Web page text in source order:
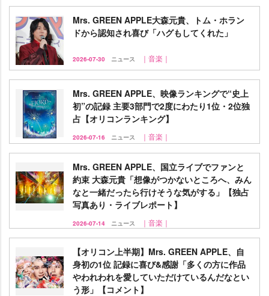
Mrs. GREEN APPLE大森元貴、トム・ホラン
ドから認知され喜び「ハグもしてくれた」
2026-07-30 ニュース ｜音楽｜
Mrs. GREEN APPLE、映像ランキングで“史上
初”の記録 主要3部門で2度にわたり1位・2位独
占【オリコンランキング】
2026-07-16 ニュース ｜音楽｜
Mrs. GREEN APPLE、国立ライブでファンと
約束 大森元貴「想像がつかないところへ、みん
なと一緒だったら行けそうな気がする」【独占
写真あり・ライブレポート】
2026-07-14 ニュース ｜音楽｜
【オリコン上半期】Mrs. GREEN APPLE、自
身初の1位 記録に喜び&感謝「多くの方に作品
われわれを愛していただけているんだなとい
う形」【コメント】